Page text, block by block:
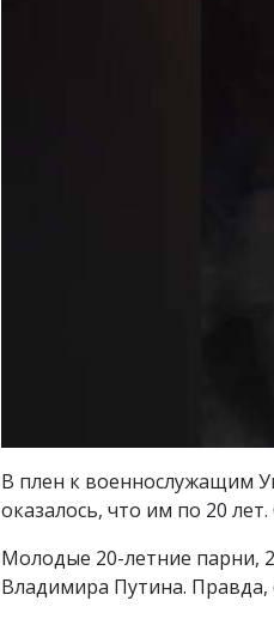
В плен к военнослужащим
оказалось, что им по 20
Молодые 20-летние парни,
Владимира Путина. Правда,